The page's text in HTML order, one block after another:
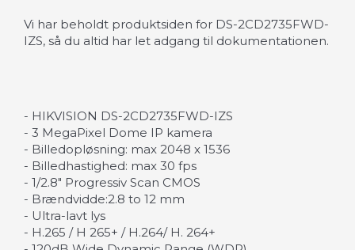
Vi har beholdt produktsiden for DS-2CD2735FWD-
IZS, så du altid har let adgang til dokumentationen.
- HIKVISION DS-2CD2735FWD-IZS
- 3 MegaPixel Dome IP kamera
- Billedopløsning: max 2048 x 1536
- Billedhastighed: max 30 fps
- 1/2.8" Progressiv Scan CMOS
- Brændvidde:2.8 to 12 mm
- Ultra-lavt lys
- H.265 / H 265+ / H.264/ H. 264+